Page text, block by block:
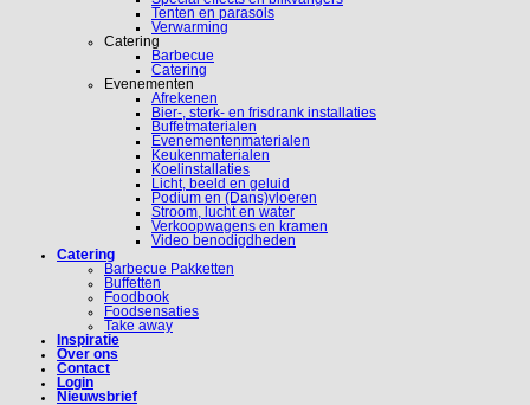
Tenten en parasols
Verwarming
Catering
Barbecue
Catering
Evenementen
Afrekenen
Bier-, sterk- en frisdrank installaties
Buffetmaterialen
Evenementenmaterialen
Keukenmaterialen
Koelinstallaties
Licht, beeld en geluid
Podium en (Dans)vloeren
Stroom, lucht en water
Verkoopwagens en kramen
Video benodigdheden
Catering
Barbecue Pakketten
Buffetten
Foodbook
Foodsensaties
Take away
Inspiratie
Over ons
Contact
Login
Nieuwsbrief